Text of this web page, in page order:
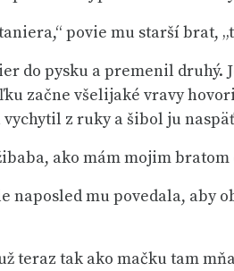
povie mu starší brat,
do pysku a premenil druhý.
začne všelijaké vravy
z ruky a šibol ju
ako mám mojim bratom
naposled mu povedala,
teraz tak ako mačku tam